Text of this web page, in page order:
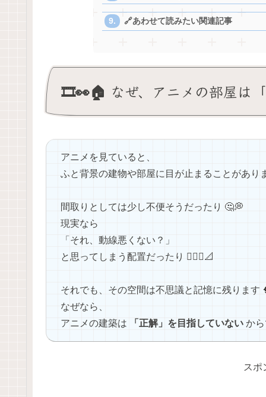
🔗あわせて読みたい関連記事
🎞️👀🏠 なぜ、アニメの部屋は
アニメを見ていると、
ふと背景の建物や部屋に目が止まることがあり
間取りとしては少し不便そうだったり 🤔💭
現実なら
「それ、動線悪くない？」
と思ってしまう配置だったり 🚶‍♂️↩️📐
それでも、その空間は不思議と記憶に残ります
なぜなら、
アニメの建築は
「正解」を目指していない か
スポ